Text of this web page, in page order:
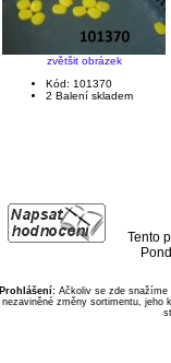
zvětšit obrázek
Kód: 101370
2 Balení skladem
Tento
Prohlášení:Ačkoliv se zde snažíme
nezaviněné změny sortimentu, jeho